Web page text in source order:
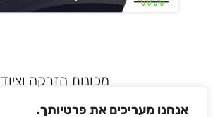
אנחנו מעריכים את פרטיותך.
מכונות הזרקה וציוד